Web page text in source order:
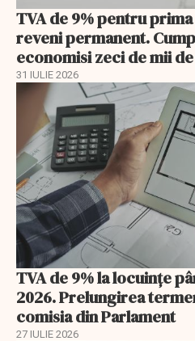
TVA de 9% pentru
reveni permanent.
economisi zeci de mii
31 IULIE 2026
TVA de 9% la locuințe
2026. Prelungirea
comisia din Parlament
27 IULIE 2026